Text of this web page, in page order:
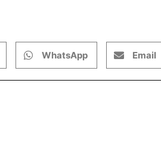
WhatsApp Email